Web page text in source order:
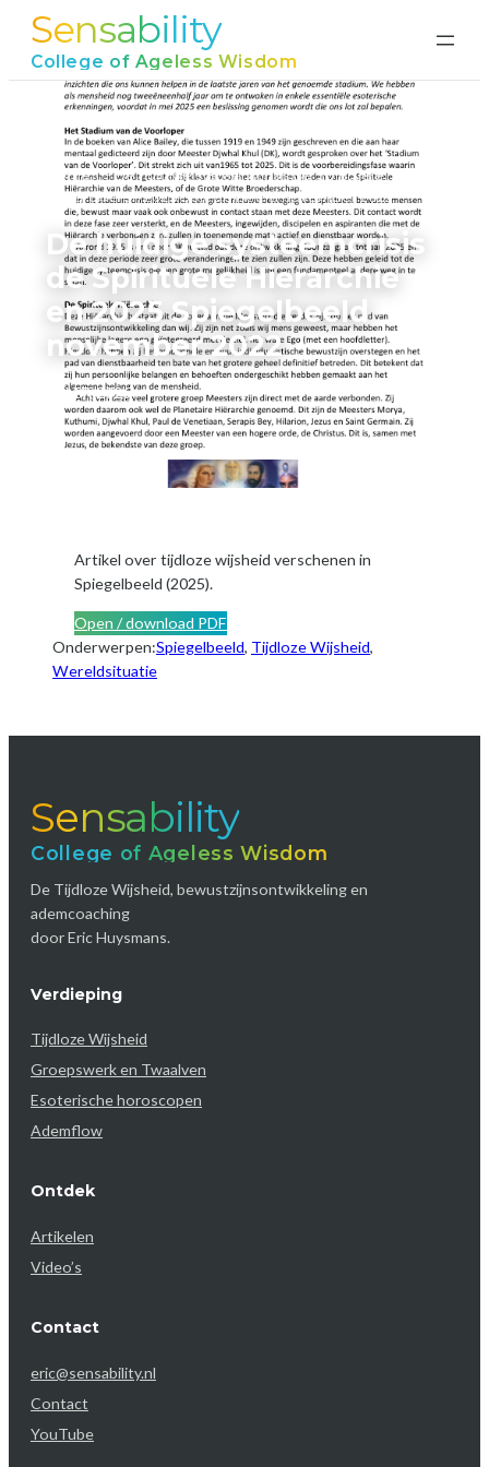
naarSensability
College of Ageless Wisdom
Home › De huidige systeemcrisis de Spirituele
Hierarchie en 2025 Spiegelbeeld november 2022
De huidige systeemcrisis
de Spirituele Hierarchie
en 2025 Spiegelbeeld
november 2022
juni 17, 2026
Artikel over tijdloze wijsheid verschenen in
Spiegelbeeld (2025).
Open / download PDF
Onderwerpen:Spiegelbeeld, Tijdloze Wijsheid,
Wereldsituatie
Sensability
College of Ageless Wisdom
De Tijdloze Wijsheid, bewustzijnsontwikkeling en
ademcoaching
door Eric Huysmans.
Verdieping
Tijdloze Wijsheid
Groepswerk en Twaalven
Esoterische horoscopen
Ademflow
Ontdek
Artikelen
Video’s
Contact
eric@sensability.nl
Contact
YouTube